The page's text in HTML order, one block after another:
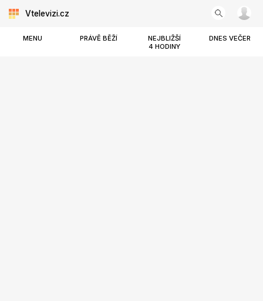
Vtelevizi.cz
MENU PRÁVĚ BĚŽÍ
NEJBLIŽŠÍ
4 HODINY
DNES VEČER